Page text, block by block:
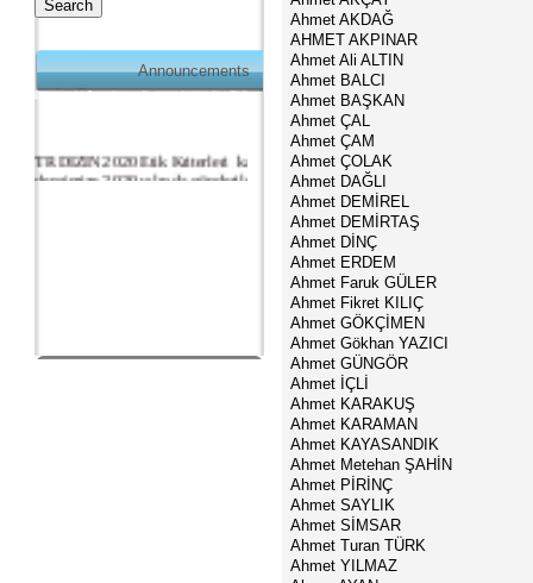
Announcements
kullanınız:
TR DIZIN 2020 Etik Kriterleri kapsamında,
gönderilecek olan yayınlar için Etik Kurul
Belgesi zorunlu olacaktır. Bu kapsamda etik
kurul izni gerektiren çalışmalar için makalenin
yöntem bölümünde ilgili Etik Kurul Onayı ile
ilgili bilgilerin (kurul-tarih-sayı) yer verilmesi
gerekecektir. Bu nedenle dergimize makale
gönderimi yapacak olan aday yazarlarımızın
makalelerini düzenlemeleri önemle rica olunur.
Ahmet AKDAĞ
AHMET AKPINAR
Ahmet Ali ALTIN
Ahmet BALCI
Ahmet BAŞKAN
Ahmet ÇAL
Ahmet ÇAM
Ahmet ÇOLAK
Ahmet DAĞLI
Ahmet DEMİREL
Ahmet DEMİRTAŞ
Ahmet DİNÇ
Ahmet ERDEM
Ahmet Faruk GÜLER
Ahmet Fikret KILIÇ
Ahmet GÖKÇİMEN
Ahmet Gökhan YAZICI
Ahmet GÜNGÖR
Ahmet İÇLİ
Ahmet KARAKUŞ
Ahmet KARAMAN
Ahmet KAYASANDIK
Ahmet Metehan ŞAHİN
Ahmet PİRİNÇ
Ahmet SAYLIK
Ahmet SİMSAR
Ahmet Turan TÜRK
Ahmet YILMAZ